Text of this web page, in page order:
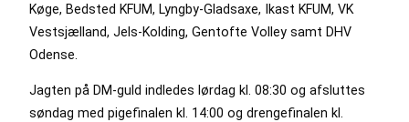
Køge, Bedsted KFUM, Lyngby-Gladsaxe, Ikast KFUM, VK
Vestsjælland, Jels-Kolding, Gentofte Volley samt DHV
Odense.
Jagten på DM-guld indledes lørdag kl. 08:30 og afsluttes
søndag med pigefinalen kl. 14:00 og drengefinalen kl.